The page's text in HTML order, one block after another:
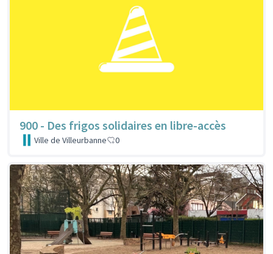
900 - Des frigos solidaires en libre-accès
Ville de Villeurbanne 0